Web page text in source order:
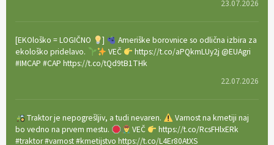
23.07.2026
[EKOloško = LOGIČNO ]
Ameriške borovnice so odlična izbira za
ekološko pridelavo.
VEČ
https://t.co/aPQkmLUy2j @EUAgri
#IMCAP #CAP https://t.co/tQd9tB1THk
22.07.2026
Traktor je nepogrešljiv, a tudi nevaren.
Varnost na kmetiji naj
bo vedno na prvem mestu.
VEČ
https://t.co/RcsFHlxERk
#traktor #varnost #kmetijstvo https://t.co/L4Er80AtXS